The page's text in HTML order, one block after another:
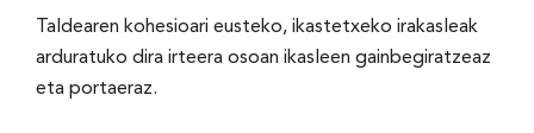
Taldearen kohesioari eusteko, ikastetxeko irakasleak
arduratuko dira irteera osoan ikasleen gainbegiratzeaz
eta portaeraz.